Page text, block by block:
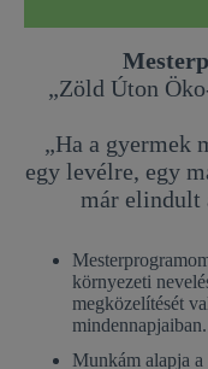
„Zöld Úton
„Ha a gyermek
egy levélre, egy
már elindult
környezeti
megközelítését
mindennapjaiban.
Munkám alapja